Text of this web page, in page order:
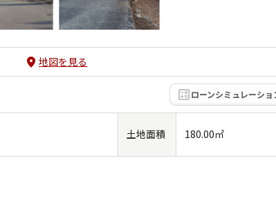
地図を見る
ローンシミュレーショ
土地面積 180.00㎡